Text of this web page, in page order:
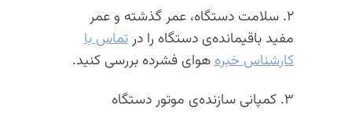
۲. سلامت دستگاه، عمر گذشته و عمر
مفید باقیمانده‌ی دستگاه را درتماس با
کارشناس خبرههوای فشرده بررسی کنید.
۳. کمپانی سازنده‌ی موتور دستگاه